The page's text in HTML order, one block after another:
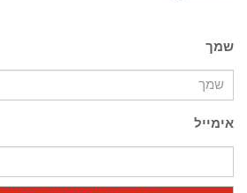
שמך
אימייל